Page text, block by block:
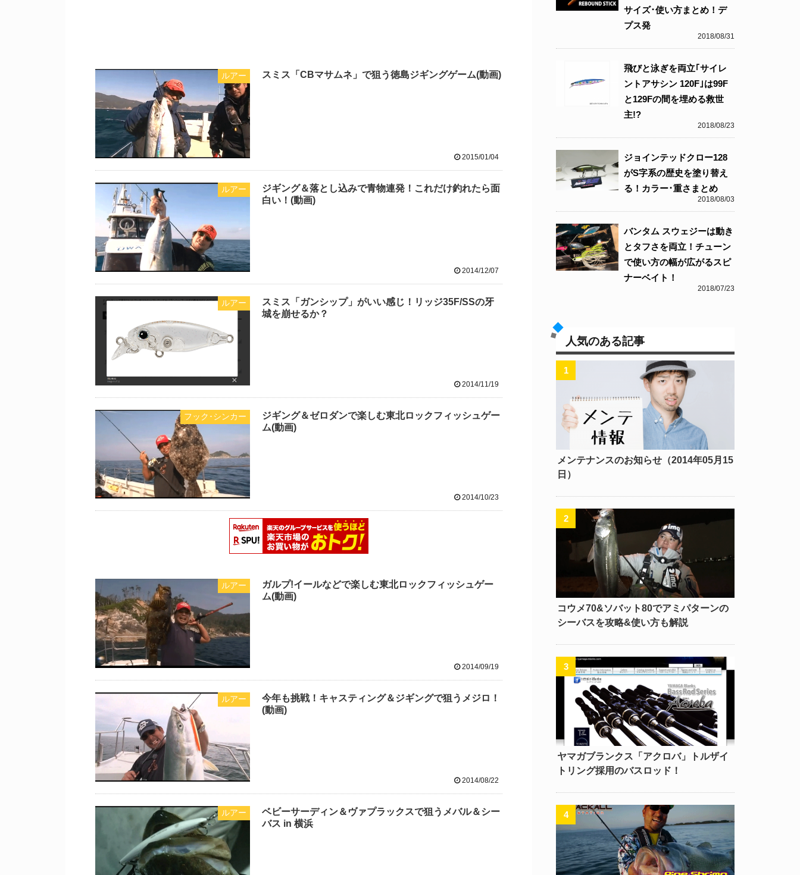
ルアー スミス「CBマサムネ」で狙う徳島ジギングゲーム(動画)
2015/01/04
ルアー
ジギング＆落とし込みで青物連発！これだけ釣れたら面
白い！(動画)
2014/12/07
ルアー
スミス「ガンシップ」がいい感じ！リッジ35F/SSの牙
城を崩せるか？
2014/11/19
フック･シンカー
ジギング＆ゼロダンで楽しむ東北ロックフィッシュゲー
ム(動画)
2014/10/23
ルアー
ガルプ!イールなどで楽しむ東北ロックフィッシュゲー
ム(動画)
2014/09/19
ルアー
今年も挑戦！キャスティング＆ジギングで狙うメジロ！
(動画)
2014/08/22
ルアー
ベビーサーディン＆ヴァプラックスで狙うメバル＆シー
バス in 横浜
2018/08/31
サイズ･使い方まとめ！デ
プス発
2018/08/23
飛びと泳ぎを両立｢サイレ
ントアサシン 120F｣は99F
と129Fの間を埋める救世
主!?
2018/08/03
ジョインテッドクロー128
がS字系の歴史を塗り替え
る！カラー･重さまとめ
2018/07/23
バンタム スウェジーは動き
とタフさを両立！チューン
で使い方の幅が広がるスピ
ナーベイト！
人気のある記事
メンテナンスのお知らせ（2014年05月15
日）
コウメ70&ソバット80でアミパターンの
シーバスを攻略&使い方も解説
ヤマガブランクス「アクロバ」トルザイ
トリング採用のバスロッド！